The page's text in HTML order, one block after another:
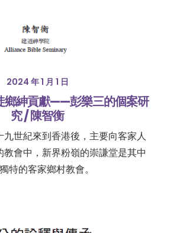
2024 年 1 月 1 日
鄉紳貢獻——彭樂三的個案研
究 / 陳智衡
九世紀來到香港後，主要向客家人
會中，新界粉嶺的崇謙堂是其中
特的客家鄉村教會。